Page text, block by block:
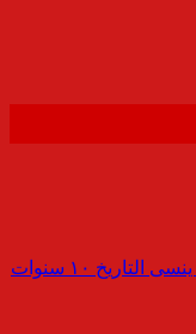
كلمة حق : د.شاكر أديت ماعليك .. لن ينسى التاريخ ١٠ سنوات